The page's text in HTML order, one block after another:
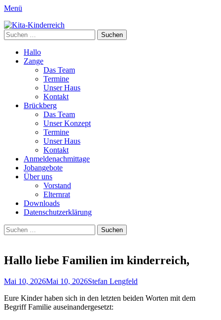
Menü
Kita-Kinderreich
Webseite der Kita Kinderreich
Suchen
nach:
Primäres
Menü
Zum
Inhalt
Hallo
Zange
Das Team
Termine
Unser Haus
Kontakt
Brückberg
Das Team
Unser Konzept
Termine
Unser Haus
Kontakt
Anmeldenachmittage
Jobangebote
Über uns
Vorstand
Elternrat
Downloads
Datenschutzerklärung
Suchen
Suchen
nach:
Hallo liebe Familien im kinderreich,
Veröffentlicht
Mai 10, 2026Mai 10, 2026Autor
Stefan Lengfeld
Eure Kinder haben sich in den letzten beiden Worten mit dem
Begriff Familie auseinandergesetzt: